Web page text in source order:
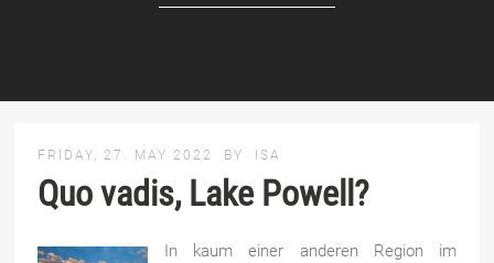
FRIDAY, 27. MAY 2022 BY ISA
Quo vadis, Lake Powell?
In kaum einer anderen Region im